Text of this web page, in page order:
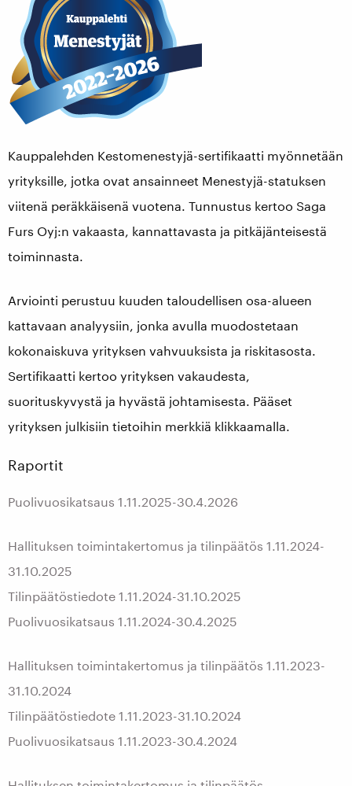
Kauppalehden Kestomenestyjä-sertifikaatti myönnetään
yrityksille, jotka ovat ansainneet Menestyjä-statuksen
viitenä peräkkäisenä vuotena. Tunnustus kertoo Saga
Furs Oyj:n vakaasta, kannattavasta ja pitkäjänteisestä
toiminnasta.
Arviointi perustuu kuuden taloudellisen osa-alueen
kattavaan analyysiin, jonka avulla muodostetaan
kokonaiskuva yrityksen vahvuuksista ja riskitasosta.
Sertifikaatti kertoo yrityksen vakaudesta,
suorituskyvystä ja hyvästä johtamisesta. Pääset
yrityksen julkisiin tietoihin merkkiä klikkaamalla.
Raportit
Puolivuosikatsaus 1.11.2025-30.4.2026
Hallituksen toimintakertomus ja tilinpäätös 1.11.2024-
31.10.2025
Tilinpäätöstiedote 1.11.2024-31.10.2025
Puolivuosikatsaus 1.11.2024-30.4.2025
Hallituksen toimintakertomus ja tilinpäätös 1.11.2023-
31.10.2024
Tilinpäätöstiedote 1.11.2023-31.10.2024
Puolivuosikatsaus 1.11.2023-30.4.2024